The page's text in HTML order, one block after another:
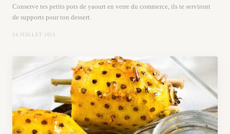
Conserve tes petits pots de yaourt en verre du commerce, ils te serviront
de supports pour ton dessert.
24 JUILLET 2015